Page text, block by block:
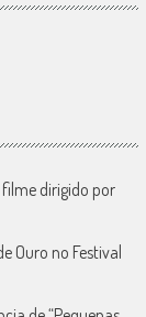
filme dirigido por
Ouro no Festival